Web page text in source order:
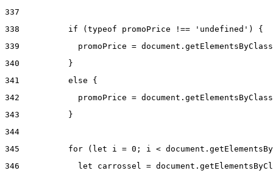
337
338
          if (typeof promoPrice !== 'undefined') {
339
promoPrice =
340
          }
341
          else {
342
promoPrice =
343
          }
344
345
for (let i = 0; i <
346
let carrossel =